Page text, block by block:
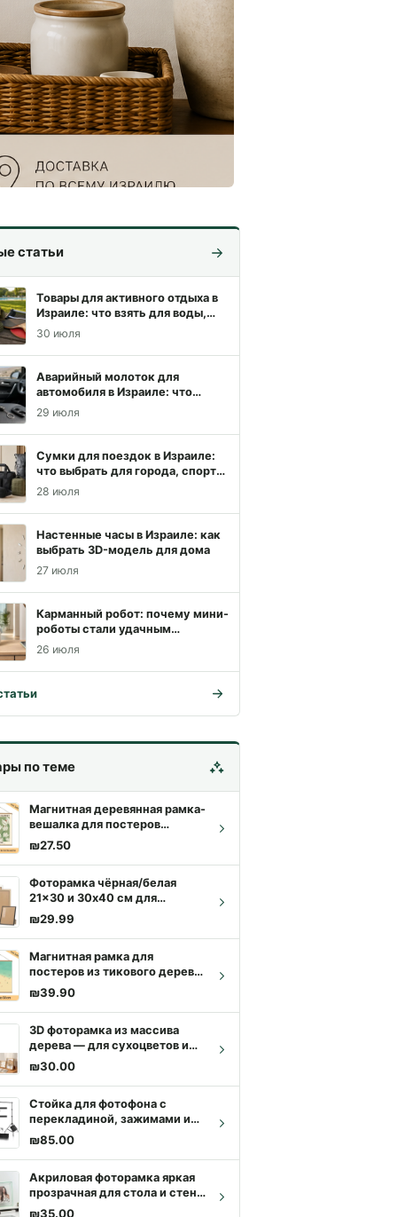
статьи
Товары для активного отдыха в
Израиле: что взять для воды,
похода и игр
30 июля
Аварийный молоток для
автомобиля в Израиле: что
выбрать для спокойной поездки
29 июля
Сумки для поездок в Израиле:
что выбрать для города, спорта
и похода
28 июля
Настенные часы в Израиле: как
выбрать 3D-модель для дома
27 июля
Карманный робот: почему мини-
роботы стали удачным
подарком
26 июля
по теме
Магнитная деревянная рамка-
вешалка для постеров
70/80/90 см, тик/сосна,
чёрная | Купить с доставкой
₪27.50
Фоторамка чёрная/белая
21x30 и 30x40 см для
постеров, картин и
доставкой
₪29.99
Магнитная рамка для
постеров из тикового дерева
21–50 см | Купить с
доставкой
₪39.90
3D фоторамка из массива
дерева — для сухоцветов и
DIY гербария | Купить с
доставкой
₪30.00
Стойка для фотофона с
перекладиной, зажимами и
сумкой для переноски |
Купить с доставкой
₪85.00
Акриловая фоторамка яркая
прозрачная для стола и стены
| Купить с доставкой
₪35.00